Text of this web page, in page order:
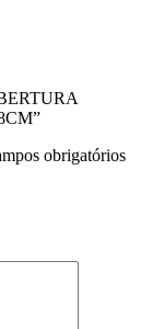
obrigatórios